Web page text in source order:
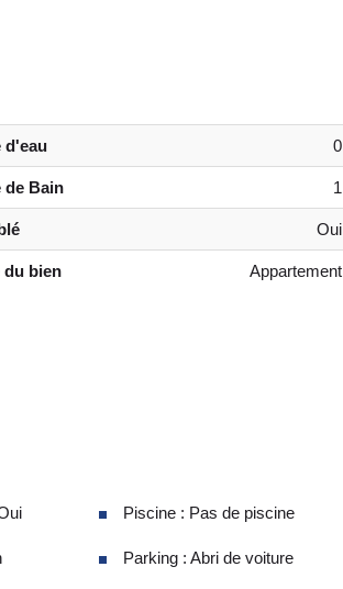
d'eau 0
de Bain 1
Oui
du bien Appartement
Piscine : Pas de piscine
Parking : Abri de voiture